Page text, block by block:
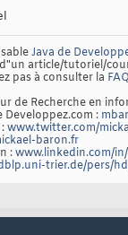
Java de
article/tutoriel/
pas à consulter la
de Recherche en
Developpez.com :
www.twitter.com/
baron.fr
:www.linkedin.com/
trier.de/pers/